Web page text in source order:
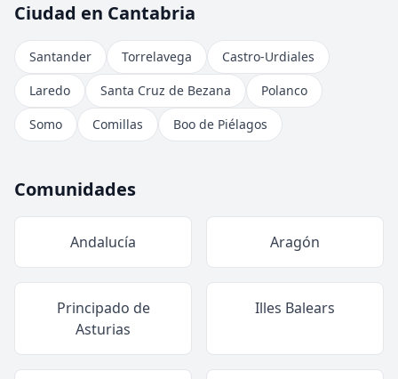
Ciudad en Cantabria
Santander Torrelavega
Castro-Urdiales
Laredo
Santa Cruz de Bezana
Polanco
Somo
Comillas Boo de Piélagos
Comunidades
Andalucía Aragón
Principado de
Asturias
Illes Balears